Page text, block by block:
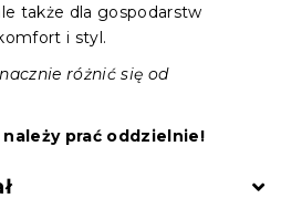
także dla gospodarstw
i styl.
różnić się od
prać oddzielnie!